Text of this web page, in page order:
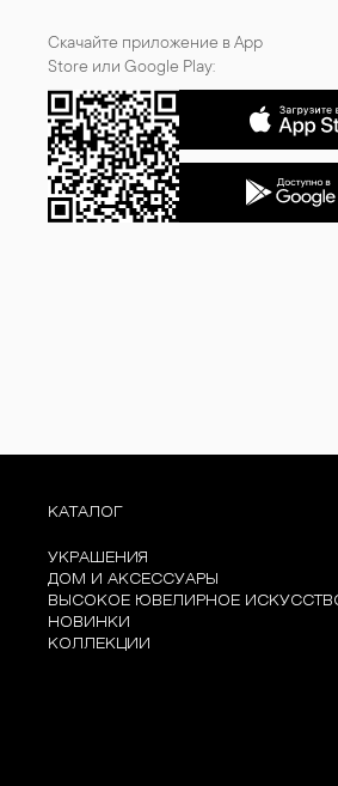
Скачайте приложение в App
Store или Google Play:
КАТАЛОГ
УКРАШЕНИЯ
ДОМ И АКСЕССУАРЫ
ВЫСОКОЕ ЮВЕЛИРНОЕ
НОВИНКИ
КОЛЛЕКЦИИ